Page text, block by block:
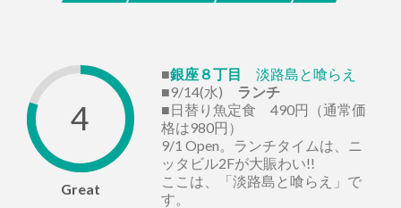
4
Great
■銀座８丁目
淡路島と喰らえ
■9/14(水) ランチ
■日替り魚定食 490円（通常価
格は980円）
9/1 Open。ランチタイムは、ニ
ッタビル2Fが大賑わい!!
ここは、「淡路島と喰らえ」で
す。